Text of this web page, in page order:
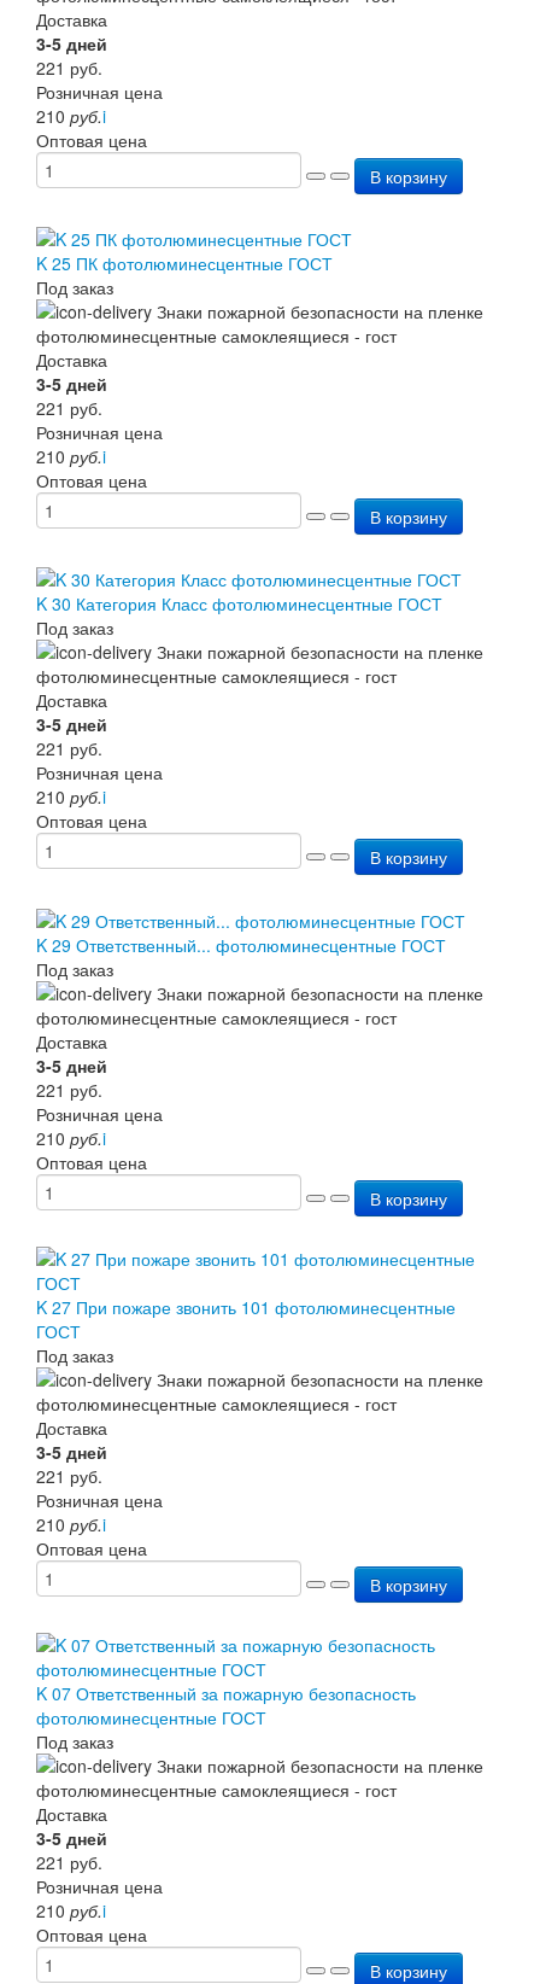
Доставка
3-5 дней
221 руб.
Розничная цена
210 руб.i
Оптовая цена
В корзину
K 25 ПК фотолюминесцентные ГОСТ
Под заказ
Доставка
3-5 дней
221 руб.
Розничная цена
210 руб.i
Оптовая цена
В корзину
K 30 Категория Класс фотолюминесцентные ГОСТ
Под заказ
Доставка
3-5 дней
221 руб.
Розничная цена
210 руб.i
Оптовая цена
В корзину
K 29 Ответственный... фотолюминесцентные ГОСТ
Под заказ
Доставка
3-5 дней
221 руб.
Розничная цена
210 руб.i
Оптовая цена
В корзину
K 27 При пожаре звонить 101 фотолюминесцентные
ГОСТ
Под заказ
Доставка
3-5 дней
221 руб.
Розничная цена
210 руб.i
Оптовая цена
В корзину
K 07 Ответственный за пожарную безопасность
фотолюминесцентные ГОСТ
Под заказ
Доставка
3-5 дней
221 руб.
Розничная цена
210 руб.i
Оптовая цена
В корзину